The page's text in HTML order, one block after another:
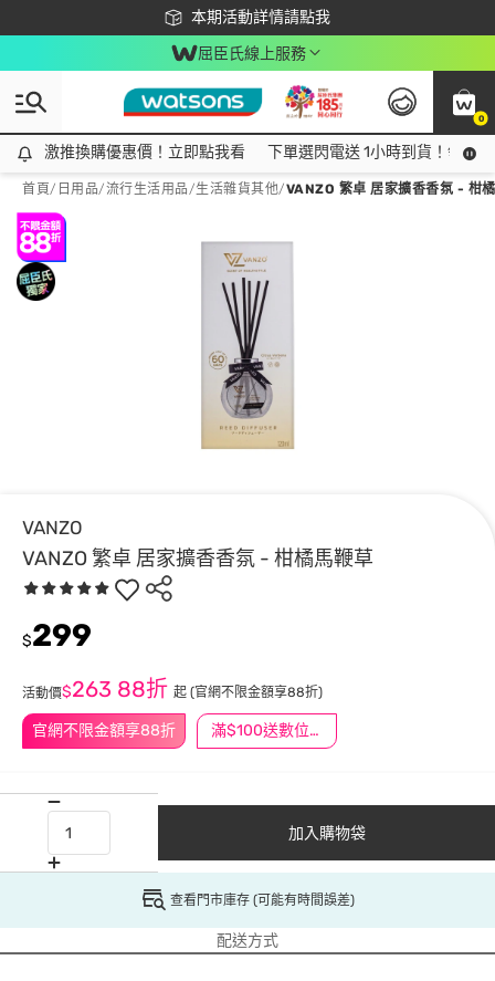
本期活動詳情請點我
下載app最高回饋$350
屈臣氏線上服務
0
激推換購優惠價！立即點我看
激推換購優惠價！立即點我看 下單選閃電送 1小時到貨！領神
首頁/ 日用品/流行生活用品/生活雜貨其他/VANZO 繁卓 居家擴香香氛 - 柑
VANZO
VANZO 繁卓 居家擴香香氛 - 柑橘馬鞭草
官網不限金額享88折 滿$100送數位印花
$299
活動價$263 88折 起 (官網不限金額享88折)
加入購物袋
查看門市庫存 (可能有時間誤差)
配送方式